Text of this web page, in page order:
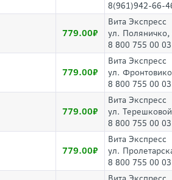
8(961)942-66-
779.00
Вита Экспресс
ул.
8 800 755 00 03
779.00
Вита Экспресс
ул.
8 800 755 00 03
779.00
Вита Экспресс
ул.
8 800 755 00 03
779.00
Вита Экспресс
ул.
8 800 755 00 03